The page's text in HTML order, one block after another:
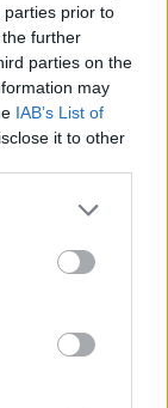
parties prior to
further
parties on the
may
IAB’s List of
it to other
more Google
may click to
party tags to
below Google
a